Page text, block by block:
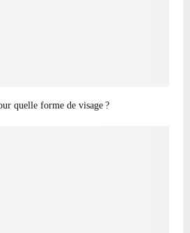
quelle forme de visage ?